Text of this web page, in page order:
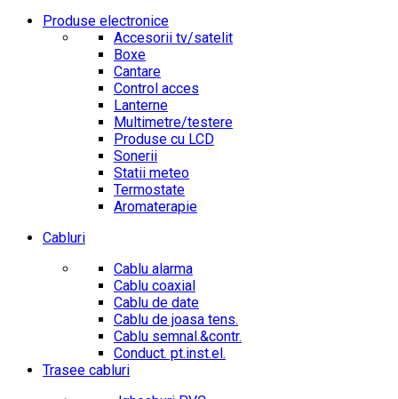
Produse electronice
Accesorii tv/satelit
Boxe
Cantare
Control acces
Lanterne
Multimetre/testere
Produse cu LCD
Sonerii
Statii meteo
Termostate
Aromaterapie
Cabluri
Cablu alarma
Cablu coaxial
Cablu de date
Cablu de joasa tens.
Cablu semnal.&contr.
Conduct. pt.inst.el.
Trasee cabluri